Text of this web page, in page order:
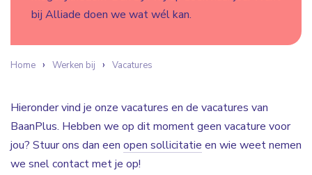
bij Alliade doen we wat wél kan.
Home Werken bij Vacatures
Hieronder vind je onze vacatures en de vacatures van
BaanPlus. Hebben we op dit moment geen vacature voor
jou? Stuur ons dan een open sollicitatie en wie weet nemen
we snel contact met je op!